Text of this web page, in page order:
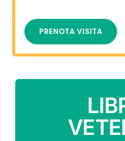
PRENOTA VISITA